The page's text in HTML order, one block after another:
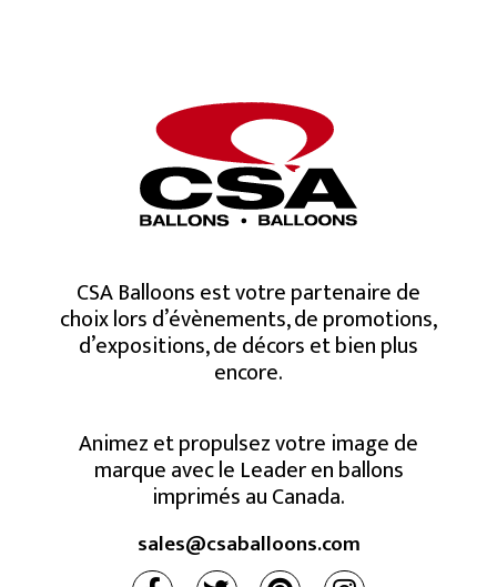
CSA Balloons est votre partenaire de
choix lors d’évènements, de promotions,
d’expositions, de décors et bien plus
encore.
Animez et propulsez votre image de
marque avec le Leader en ballons
imprimés au Canada.
sales@csaballoons.com